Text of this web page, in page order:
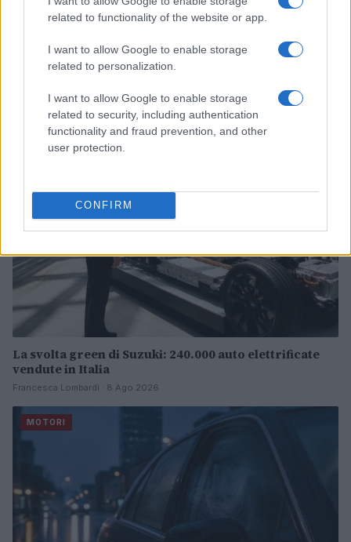
related to functionality of the website or app.
I want to allow Google to enable storage
related to personalization.
I want to allow Google to enable storage
related to security, including authentication
functionality and fraud prevention, and other
user protection.
CONFIRM
Aprilia Racing: Bezzecchi conquista il podio a
Andrea Conforti · 10 Ago 2026
MOTORI
La svolta green di Suzuki: 240.000 auto elettrificate
vendute in Italia
Francesca Lombardi · 8 Ago 2026
MOTORI